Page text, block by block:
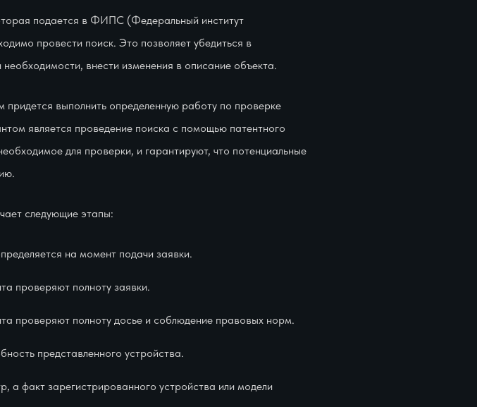
подается в ФИПС (Федеральный институт
провести поиск. Это позволяет убедиться в
внести изменения в описание объекта.
выполнить определенную работу по проверке
является проведение поиска с помощью патентного
для проверки, и гарантируют, что потенциальные
следующие этапы:
на момент подачи заявки.
проверяют полноту заявки.
проверяют полноту досье и соблюдение правовых норм.
представленного устройства.
а факт зарегистрированного устройства или модели